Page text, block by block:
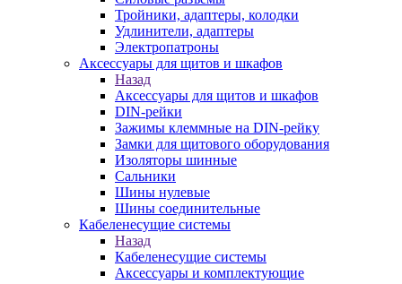
Тройники, адаптеры, колодки
Удлинители, адаптеры
Электропатроны
Аксессуары для щитов и шкафов
Назад
Аксессуары для щитов и шкафов
DIN-рейки
Зажимы клеммные на DIN-рейку
Замки для щитового оборудования
Изоляторы шинные
Сальники
Шины нулевые
Шины соединительные
Кабеленесущие системы
Назад
Кабеленесущие системы
Аксессуары и комплектующие